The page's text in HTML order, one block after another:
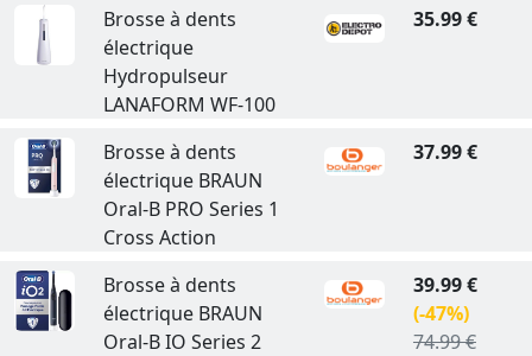
Brosse à dents
électrique
Hydropulseur
LANAFORM WF-100
35.99 €
Brosse à dents
électrique BRAUN
Oral-B PRO Series 1
Cross Action
37.99 €
Brosse à dents
électrique BRAUN
Oral-B IO Series 2
39.99 €
(-47%)
74.99 €